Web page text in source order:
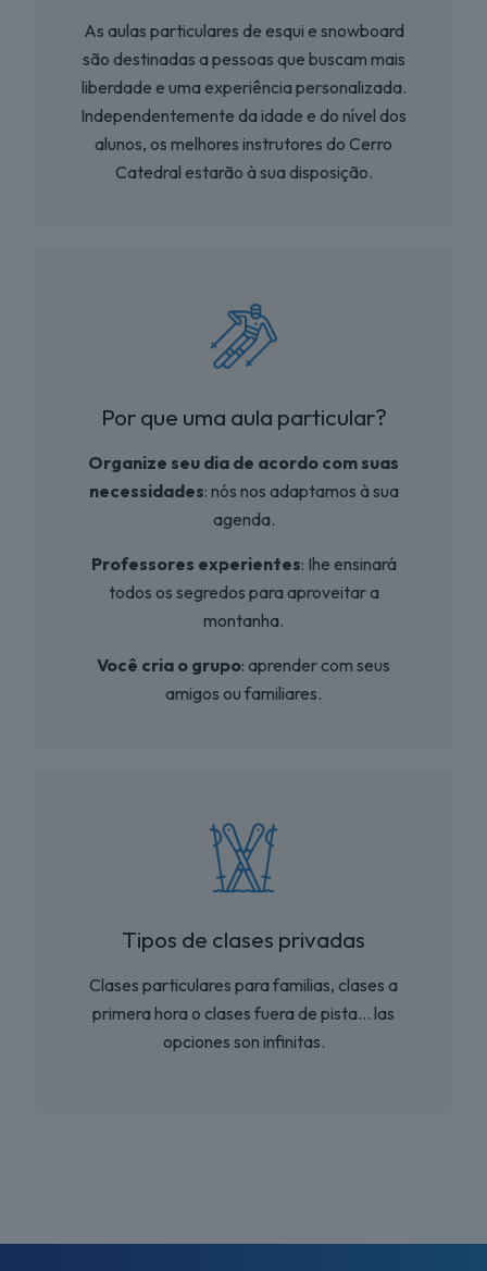
As aulas particulares de esqui e snowboard
são destinadas a pessoas que buscam mais
liberdade e uma experiência personalizada.
Independentemente da idade e do nível dos
alunos, os melhores instrutores do Cerro
Catedral estarão à sua disposição.
Por que uma aula particular?
Organize seu dia de acordo com suas
necessidades: nós nos adaptamos à sua
agenda.
Professores experientes: Ihe ensinará
todos os segredos para aproveitar a
montanha.
Você cria o grupo: aprender com seus
amigos ou familiares.
Tipos de clases privadas
Clases particulares para familias, clases a
primera hora o clases fuera de pista… las
opciones son infinitas.